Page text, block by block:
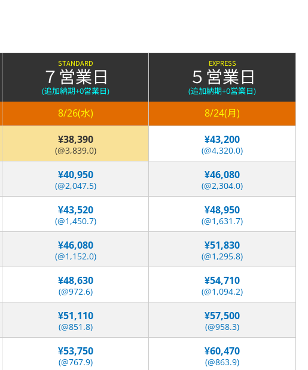
STANDARD
７営業日
(追加納期+0営業日)
8/26(水)
EXPRESS
５営業日
(追加納期+0営業日)
8/24(月)
¥38,390
(@3,839.0)
¥43,200
(@4,320.0)
¥40,950
(@2,047.5)
¥46,080
(@2,304.0)
¥43,520
(@1,450.7)
¥48,950
(@1,631.7)
¥46,080
(@1,152.0)
¥51,830
(@1,295.8)
¥48,630
(@972.6)
¥54,710
(@1,094.2)
¥51,110
(@851.8)
¥57,500
(@958.3)
¥53,750
(@767.9)
¥60,470
(@863.9)